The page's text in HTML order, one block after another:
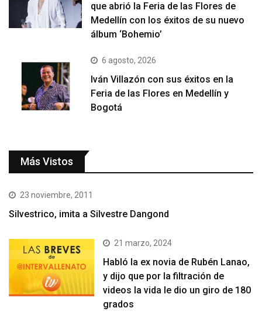
que abrió la Feria de las Flores de
Medellín con los éxitos de su nuevo
álbum ‘Bohemio’
6 agosto, 2026
Iván Villazón con sus éxitos en la
Feria de las Flores en Medellín y
Bogotá
Más Vistos
23 noviembre, 2011
Silvestrico, imita a Silvestre Dangond
21 marzo, 2024
Habló la ex novia de Rubén Lanao,
y dijo que por la filtración de
videos la vida le dio un giro de 180
grados